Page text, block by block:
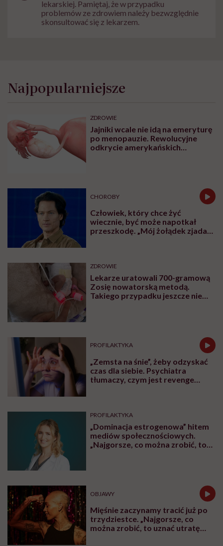
lekarskiej. Pamiętaj, że w przypadku
problemów ze zdrowiem należy bezwzględnie
skonsultować się z lekarzem.
Najpopularniejsze
ZDROWIE
Jajniki wcale nie idą na emeryturę
po menopauzie. Rewolucyjne
odkrycie amerykańskich
CHOROBY
Człowiek, który chce żyć
wiecznie, być może napotkał
przeszkodę. „Mój żołądek zjada
ZDROWIE
Lekarze uratowali 700-gramową
Zosię nowatorską metodą.
Takiego przypadku jeszcze nie
PROFILAKTYKA
„Zemsta na śnie”, żeby odzyskać
czas dla siebie. Psychiatra
tłumaczy, czym jest revenge
PROFILAKTYKA
„Dominacja estrogenowa” hitem
mediów społecznościowych.
„Najgorsze, co można zrobić, to
OBJAWY
Mięśnie zaczynamy tracić już po
trzydziestce. „Najgorsze, co
można zrobić, to uznać utratę